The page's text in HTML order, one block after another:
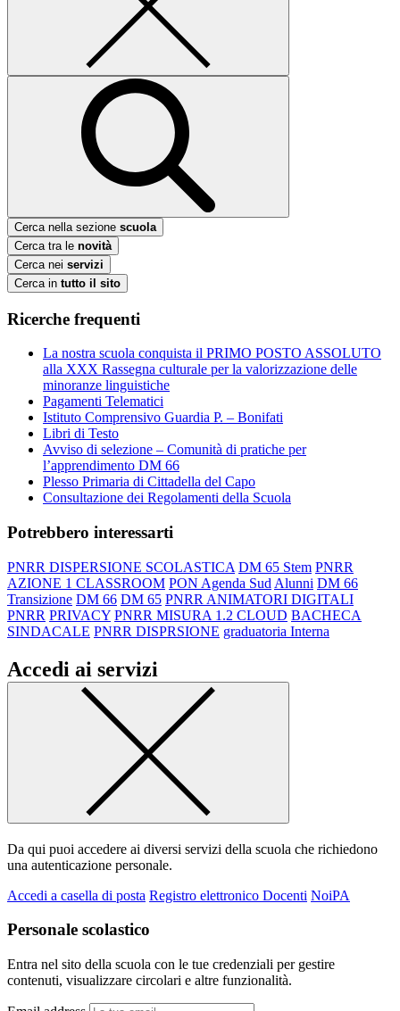
Cerca nella sezione scuola
Cerca tra le novità
Cerca nei servizi
Cerca in tutto il sito
Ricerche frequenti
La nostra scuola conquista il PRIMO POSTO ASSOLUTO
alla XXX Rassegna culturale per la valorizzazione delle
minoranze linguistiche
Pagamenti Telematici
Istituto Comprensivo Guardia P. – Bonifati
Libri di Testo
Avviso di selezione – Comunità di pratiche per
l’apprendimento DM 66
Plesso Primaria di Cittadella del Capo
Consultazione dei Regolamenti della Scuola
Potrebbero interessarti
PNRR DISPERSIONE SCOLASTICA DM 65 Stem PNRR
AZIONE 1 CLASSROOM PON Agenda Sud Alunni DM 66
Transizione DM 66 DM 65 PNRR ANIMATORI DIGITALI
PNRR PRIVACY PNRR MISURA 1.2 CLOUD BACHECA
SINDACALE PNRR DISPRSIONE graduatoria Interna
Accedi ai servizi
Da qui puoi accedere ai diversi servizi della scuola che richiedono
una autenticazione personale.
Accedi a casella di posta Registro elettronico Docenti NoiPA
Personale scolastico
Entra nel sito della scuola con le tue credenziali per gestire
contenuti, visualizzare circolari e altre funzionalità.